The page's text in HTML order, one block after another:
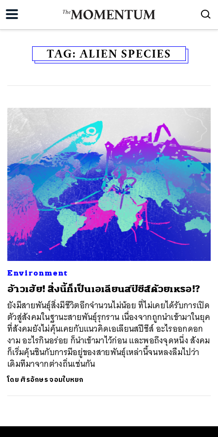
TAG:ALIEN SPECIES
Environment
อ้าวเฮ้ย! สิ่งนี้ก็เป็นเอเลียนสปีชีส์ด้วยเหรอ!?
ยังมีสายพันธุ์สิ่งมีชีวิตอีกจำนวนไม่น้อย ที่ไม่เคยได้รับการเปิด
ตัวสู่สังคมในฐานะสายพันธุ์รุกราน เนื่องจากถูกนำเข้ามาในยุค
ที่สังคมยังไม่คุ้นเคยกับแนวคิดเอเลียนสปีชีส์ อะไรออกดอก
งาม อะไรกินอร่อย ก็นำเข้ามาไว้ก่อน และพอถึงจุดหนึ่ง สังคม
ก็เริ่มคุ้นชินกับการมีอยู่ของสายพันธุ์เหล่านี้จนหลงลืมไปว่า
เดิมทีมาจากต่างถิ่นเช่นกัน
โดย ศิรอักษร จอมใบหยก
ค้นหา
SHARE TWEET LINE EMAIL